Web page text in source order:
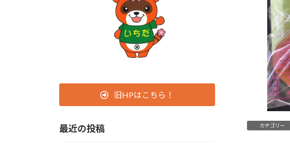
カテゴリー
旧HPはこちら！
最近の投稿